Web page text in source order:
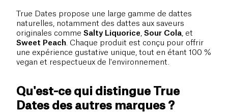
True Dates propose une large gamme de dattes
naturelles, notamment des dattes aux saveurs
originales comme Salty Liquorice Sour Cola , et
Sweet Peach . Chaque produit est conçu pour offrir
une expérience gustative unique, tout en étant 100 %
vegan et respectueux de l'environnement.
Qu'est-ce qui distingue True
Dates des autres marques ?